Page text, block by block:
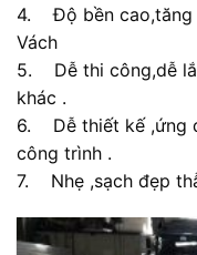
4. Độ bền cao,tăng
Vách
5. Dễ thi công,dễ
khác .
6. Dễ thiết kế ,ứng
công trình .
7. Nhẹ ,sạch đẹp